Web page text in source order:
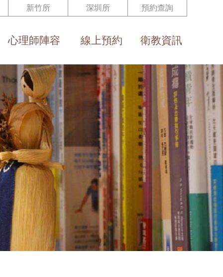
新竹所 深圳所 預約查詢
心理師陣容 線上預約 衛教資訊